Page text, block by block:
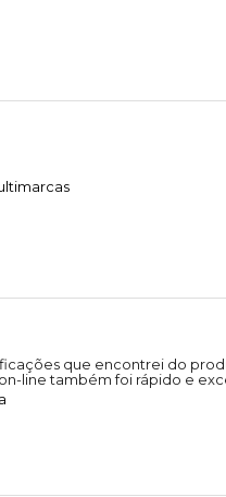
que encontrei do
line também foi rápido e